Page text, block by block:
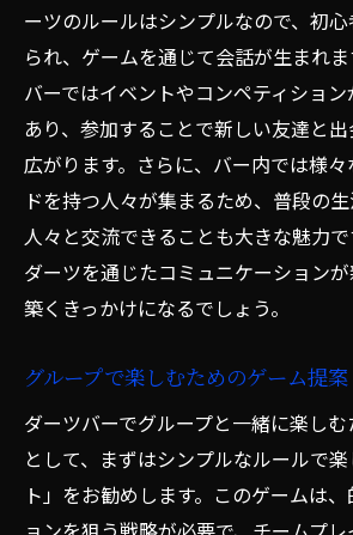
ーツのルールはシンプルなので、初
られ、ゲームを通じて会話が生まれ
バーではイベントやコンペティショ
あり、参加することで新しい友達と
広がります。さらに、バー内では様
ドを持つ人々が集まるため、普段の
人々と交流できることも大きな魅力で
ダーツを通じたコミュニケーション
築くきっかけになるでしょう。
グループで楽しむためのゲーム提案
ダーツバーでグループと一緒に楽し
として、まずはシンプルなルールで
ト」をお勧めします。このゲームは